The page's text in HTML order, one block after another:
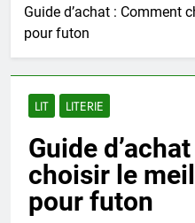
Guide d’achat : Comment
pour futon
LIT LITERIE
Guide
choisir le
pour futon